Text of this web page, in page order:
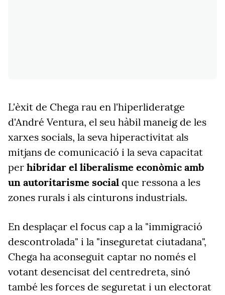
L'èxit de Chega rau en l'hiperlideratge
d'André Ventura, el seu hàbil maneig de les
xarxes socials, la seva hiperactivitat als
mitjans de comunicació i la seva capacitat
per hibridar el liberalisme econòmic amb
un autoritarisme social que ressona a les
zones rurals i als cinturons industrials.
En desplaçar el focus cap a la "immigració
descontrolada" i la "inseguretat ciutadana",
Chega ha aconseguit captar no només el
votant desencisat del centredreta, sinó
també les forces de seguretat i un electorat